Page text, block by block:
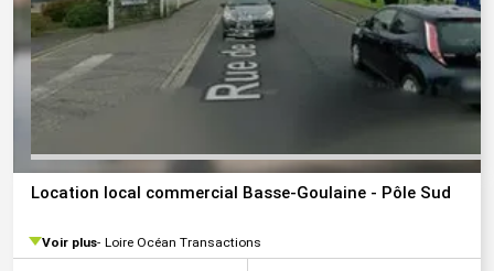
Location local commercial Basse-Goulaine - Pôle Sud
Voir plus Loire Océan Transactions